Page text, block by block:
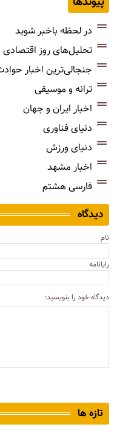
در لحظه باخبر شوید
تحلیل‌های روز اقتصادی
جنجالی‌ترین اخبار
ترانه و موسیقی
اخبار ایران و جهان
دنیای فناوری
دنیای ورزش
اخبار مشهد
فارسی هشتم
دیدگاه
نام
رایانامه
دیدگاه خود را بنویسید:
تازه ها